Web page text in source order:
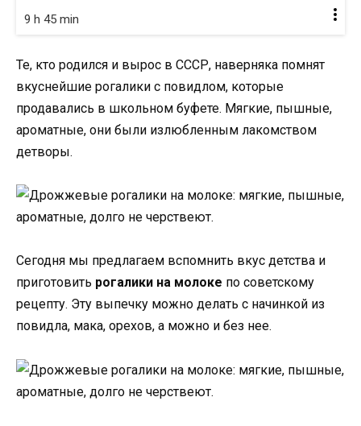
9 h 45 min
Те, кто родился и вырос в СССР, наверняка помнят
вкуснейшие рогалики с повидлом, которые
продавались в школьном буфете. Мягкие, пышные,
ароматные, они были излюбленным лакомством
детворы.
Сегодня мы предлагаем вспомнить вкус детства и
приготовить рогалики на молоке по советскому
рецепту. Эту выпечку можно делать с начинкой из
повидла, мака, орехов, а можно и без нее.